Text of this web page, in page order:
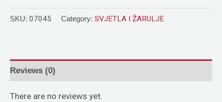
SKU: 07045 Category: SVJETLA I ŽARULJE
Reviews (0)
There are no reviews yet.